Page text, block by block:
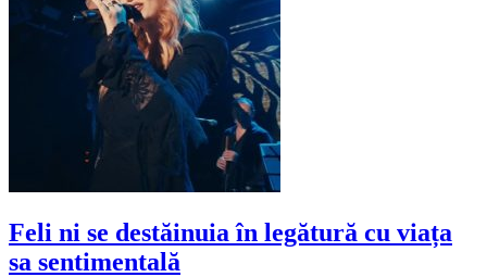
Feli ni se destăinuia în legătură cu viața
sa sentimentală